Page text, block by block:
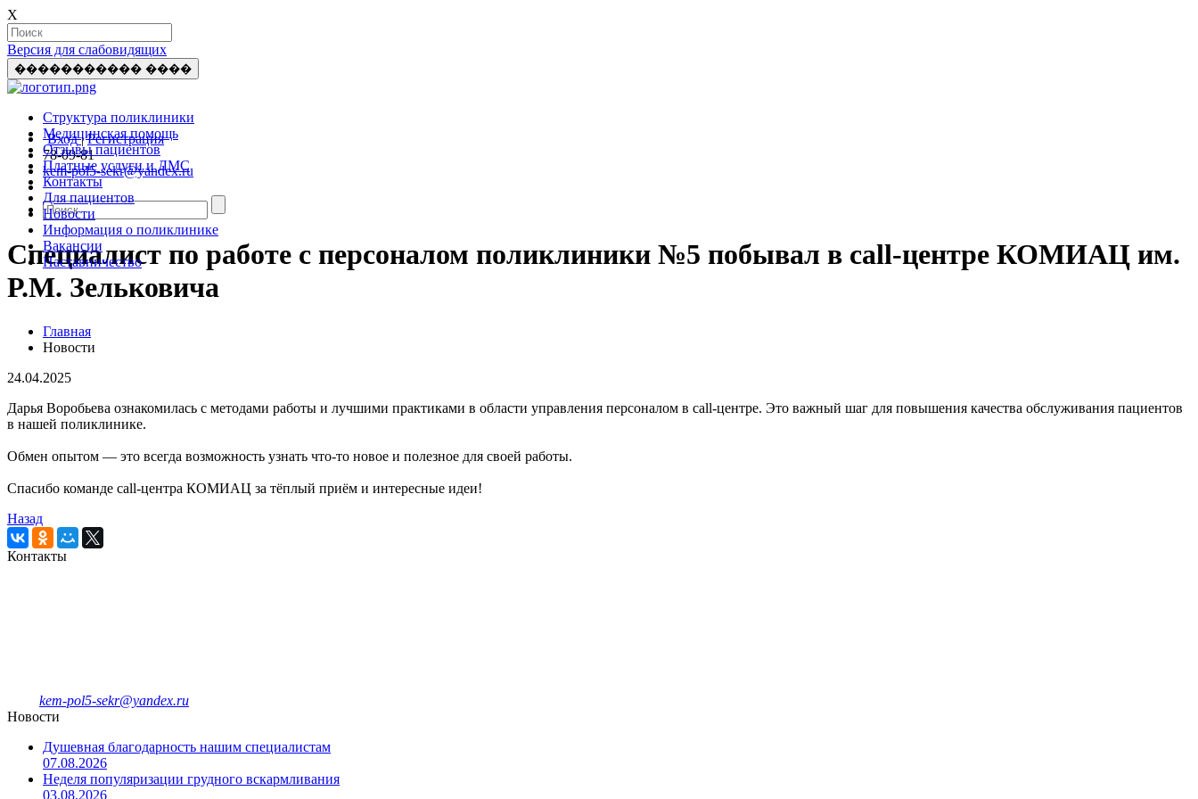
X
Версия для слабовидящих
����������� ����
Структура поликлиники
Медицинская помощь
Отзывы пациентов
Платные услуги и ДМС
Контакты
Для пациентов
Новости
Информация о поликлинике
Вакансии
Наставничество
Вход |Регистрация
78-09-81
kem-pol5-sekr@yandex.ru
Специалист по работе с персоналом поликлиники №5 побывал в call-центре КОМИАЦ им.
Р.М. Зельковича
Главная
Новости
24.04.2025
Дарья Воробьева ознакомилась с методами работы и лучшими практиками в области управления персоналом в call-центре. Это важный шаг для повышения качества обслуживания пациентов
в нашей поликлинике.
Обмен опытом — это всегда возможность узнать что-то новое и полезное для своей работы.
Спасибо команде call-центра КОМИАЦ за тёплый приём и интересные идеи!
Назад
Контакты
kem-pol5-sekr@yandex.ru
Новости
Душевная благодарность нашим специалистам
07.08.2026
Неделя популяризации грудного вскармливания
03.08.2026